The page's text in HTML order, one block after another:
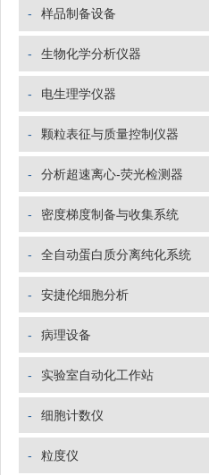
- 样品制备设备
- 生物化学分析仪器
- 电生理学仪器
- 颗粒表征与质量控制仪器
- 分析超速离心-荧光检测器
- 密度梯度制备与收集系统
- 全自动蛋白质分离纯化系统
- 安捷伦细胞分析
- 病理设备
- 实验室自动化工作站
- 细胞计数仪
- 粒度仪